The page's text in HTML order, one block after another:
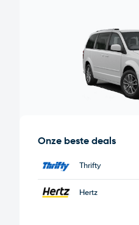
Onze beste deals
Thrifty
Hertz